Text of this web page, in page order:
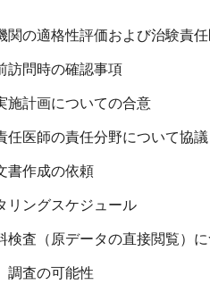
関の適格性評価および治験責
訪問時の確認事項
施計画についての合意
任医師の責任分野について協
書作成の依頼
リングスケジュール
検査（原データの直接閲覧）
調査の可能性